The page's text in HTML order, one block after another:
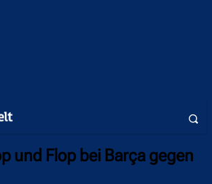
und Flop bei Barça gegen